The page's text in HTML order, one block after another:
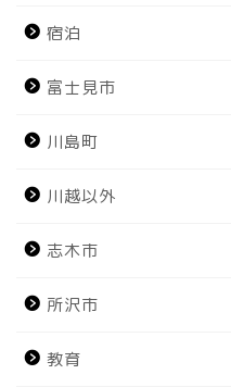
宿泊
富士見市
川島町
川越以外
志木市
所沢市
教育